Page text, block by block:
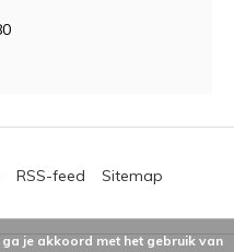
RSS-feed Sitemap
je akkoord met het gebruik van